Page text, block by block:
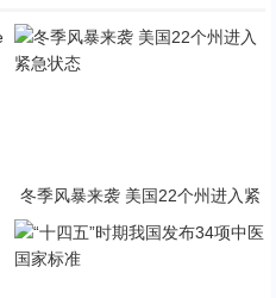
冬季风暴来袭 美国22个州进入紧
急状态